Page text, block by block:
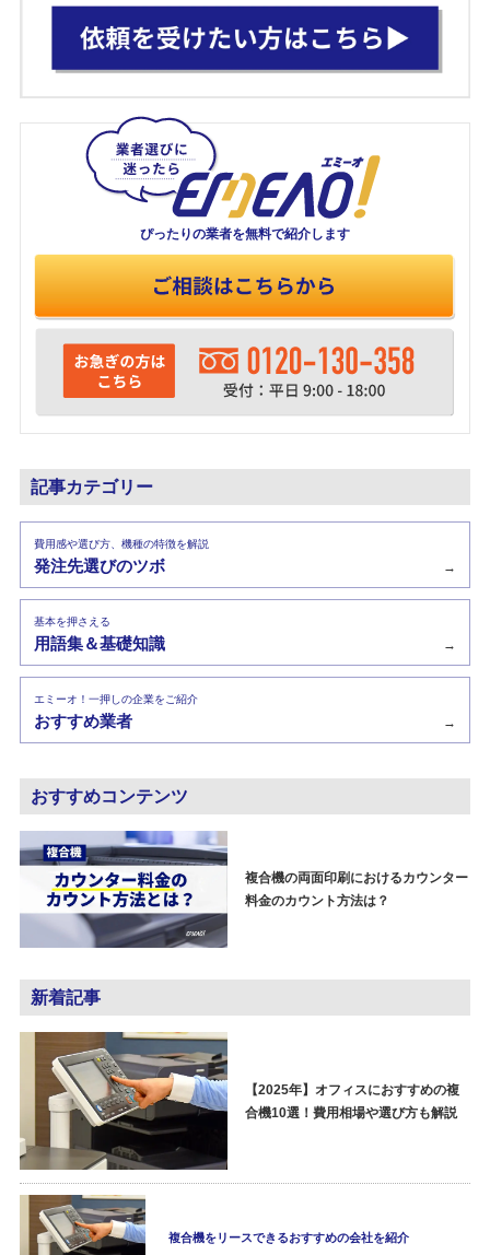
ぴったりの業者を無料で紹介します
記事カテゴリー
費用感や選び方、機種の特徴を解説
発注先選びのツボ →
基本を押さえる
用語集＆基礎知識 →
エミーオ！一押しの企業をご紹介
おすすめ業者 →
おすすめコンテンツ
複合機の両面印刷におけるカウンター
料金のカウント方法は？
新着記事
【2025年】オフィスにおすすめの複
合機10選！費用相場や選び方も解説
複合機をリースできるおすすめの会社を紹介